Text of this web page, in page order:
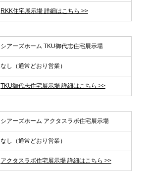
RKK住宅展示場 詳細はこちら >>
シアーズホーム TKU御代志住宅展示場
なし（通常どおり営業）
TKU御代志住宅展示場 詳細はこちら >>
シアーズホーム アクタスラボ住宅展示場
なし（通常どおり営業）
アクタスラボ住宅展示場 詳細はこちら >>